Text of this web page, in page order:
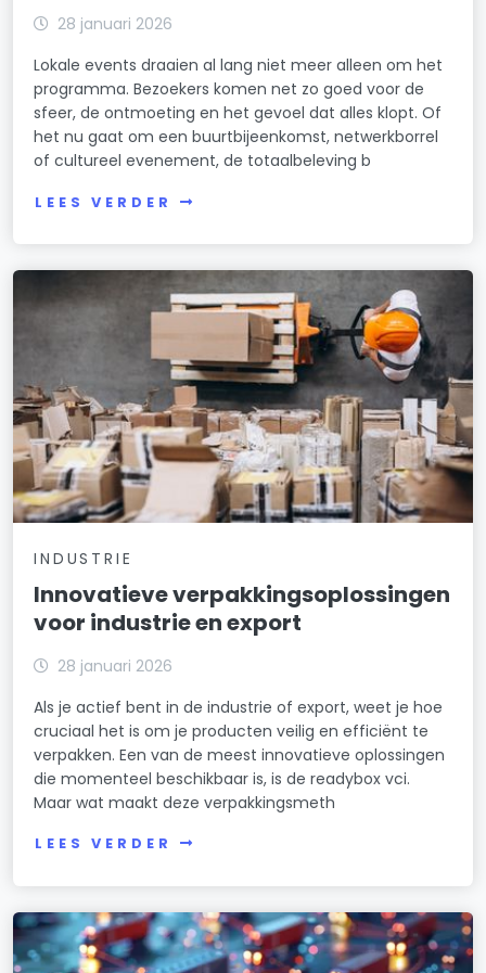
28 januari 2026
Lokale events draaien al lang niet meer alleen om het
programma. Bezoekers komen net zo goed voor de
sfeer, de ontmoeting en het gevoel dat alles klopt. Of
het nu gaat om een buurtbijeenkomst, netwerkborrel
of cultureel evenement, de totaalbeleving b
LEES VERDER
INDUSTRIE
Innovatieve verpakkingsoplossingen
voor industrie en export
28 januari 2026
Als je actief bent in de industrie of export, weet je hoe
cruciaal het is om je producten veilig en efficiënt te
verpakken. Een van de meest innovatieve oplossingen
die momenteel beschikbaar is, is de readybox vci.
Maar wat maakt deze verpakkingsmeth
LEES VERDER